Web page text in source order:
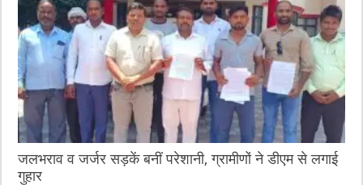
जलभराव व जर्जर सड़कें बनीं परेशानी, ग्रामीणों ने डीएम से लगाई
गुहार